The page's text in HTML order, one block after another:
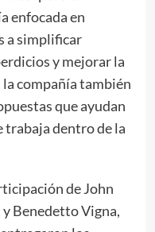
enfocada en
a simplificar
y mejorar la
compañía también
que ayudan
trabaja dentro de la
de John
Benedetto Vigna,